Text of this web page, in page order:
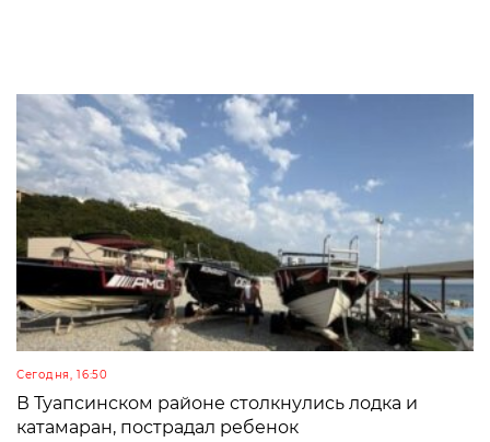
Сегодня, 16:50
В Туапсинском районе столкнулись лодка и
катамаран, пострадал ребенок